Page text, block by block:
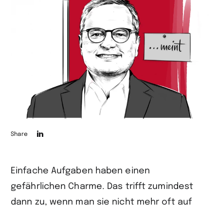
auf
LinkedIn
teilen
Share
Einfache Aufgaben haben einen
gefährlichen Charme. Das trifft zumindest
dann zu, wenn man sie nicht mehr oft auf